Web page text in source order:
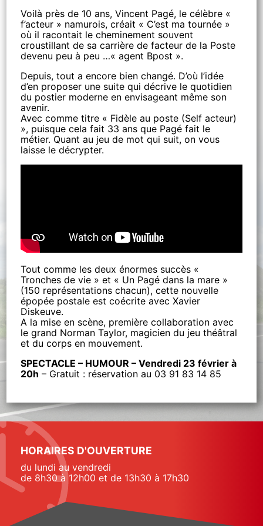
Voilà près de 10 ans, Vincent Pagé, le célèbre «
f’acteur » namurois, créait « C’est ma tournée »
où il racontait le cheminement souvent
croustillant de sa carrière de facteur de la Poste
devenu peu à peu …« agent Bpost ».
Depuis, tout a encore bien changé. D’où l’idée
d’en proposer une suite qui décrive le quotidien
du postier moderne en envisageant même son
avenir.
Avec comme titre « Fidèle au poste (Self acteur)
», puisque cela fait 33 ans que Pagé fait le
métier. Quant au jeu de mot qui suit, on vous
laisse le décrypter.
Tout comme les deux énormes succès «
Tronches de vie » et « Un Pagé dans la mare »
(150 représentations chacun), cette nouvelle
épopée postale est coécrite avec Xavier
Diskeuve.
A la mise en scène, première collaboration avec
le grand Norman Taylor, magicien du jeu théâtral
et du corps en mouvement.
SPECTACLE – HUMOUR – Vendredi 23 février à
20h – Gratuit : réservation au 03 91 83 14 85
HORAIRES D'OUVERTURE
du lundi au vendredi
de 8h30 à 12h00 et de 13h30 à 17h30